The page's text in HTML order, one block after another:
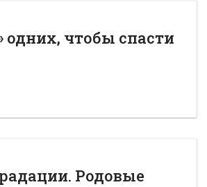
одних, чтобы спасти
Родовые